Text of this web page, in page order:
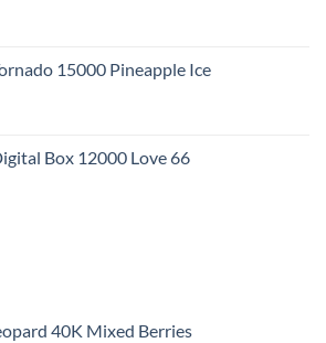
15000 Pineapple Ice
Box 12000 Love 66
40K Mixed Berries